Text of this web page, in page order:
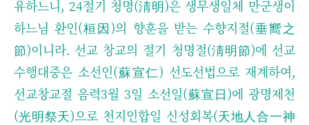
유하느니, 24절기 청명(淸明)은 생무생일체 만군생이
하느님 환인(桓因)의 향훈을 받는 수향지절(垂嚮之
節)이니라. 선교 창교의 절기 청명절(淸明節)에 선교
수행대중은 소선인(蘇宣仁) 선도선법으로 재계하여,
선교창교절 음력3월 3일 소선일(蘇宣日)에 광명제천
(光明祭天)으로 천지인합일 신성회복(天地人合一神